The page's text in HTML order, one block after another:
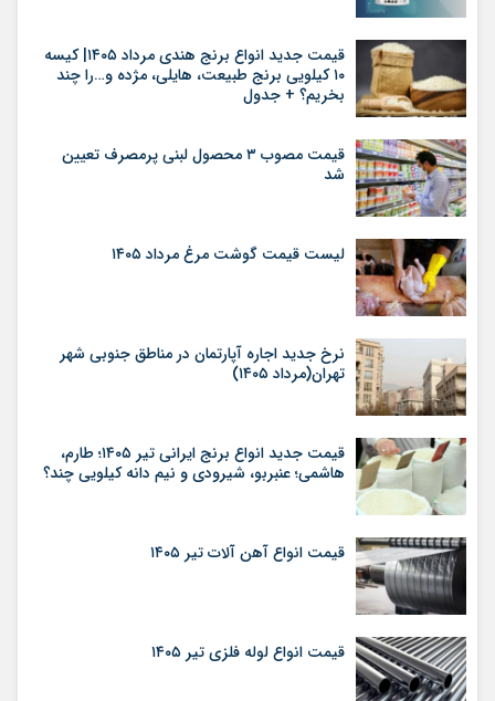
قیمت جدید انواع برنج هندی مرداد ۱۴۰۵| کیسه
۱۰ کیلویی برنج طبیعت، هایلی، مژده و…را چند
بخریم؟ + جدول
قیمت مصوب ۳ محصول لبنی پرمصرف تعیین
شد
لیست قیمت گوشت مرغ مرداد ۱۴۰۵
نرخ جدید اجاره آپارتمان در مناطق جنوبی شهر
تهران(مرداد ۱۴۰۵)
قیمت جدید انواع برنج ایرانی تیر ۱۴۰۵؛ طارم،
هاشمی؛ عنبربو، شیرودی و نیم دانه کیلویی چند؟
قیمت انواع آهن آلات تیر ۱۴۰۵
قیمت انواع لوله فلزی تیر ۱۴۰۵